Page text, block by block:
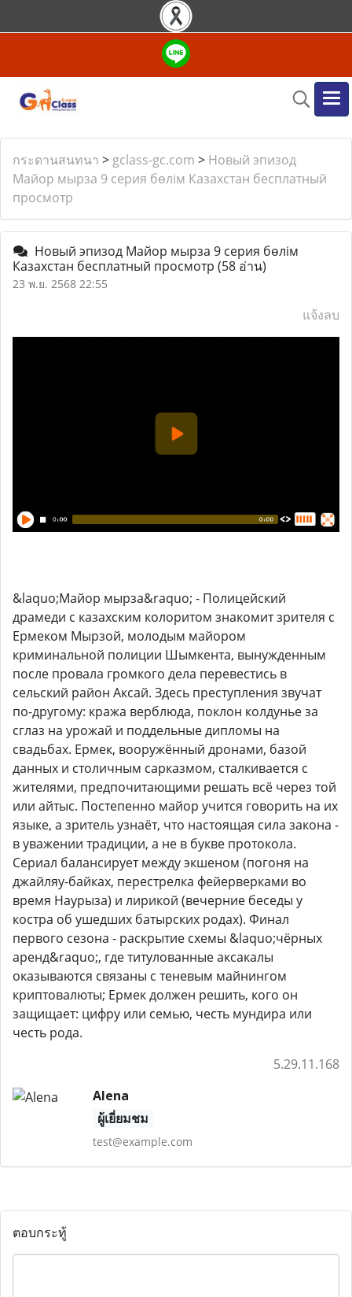
กระดานสนทนา > gclass-gc.com > Новый эпизод
Майор мырза 9 серия бөлім Казахстан бесплатный
просмотр
Новый эпизод Майор мырза 9 серия бөлім
Казахстан бесплатный просмотр (58 อ่าน)
23 พ.ย. 2568 22:55
แจ้งลบ
&laquo;Майор мырза&raquo; - Полицейский
драмеди с казахским колоритом знакомит зрителя с
Ермеком Мырзой, молодым майором
криминальной полиции Шымкента, вынужденным
после провала громкого дела перевестись в
сельский район Аксай. Здесь преступления звучат
по-другому: кража верблюда, поклон колдунье за
сглаз на урожай и поддельные дипломы на
свадьбах. Ермек, вооружённый дронами, базой
данных и столичным сарказмом, сталкивается с
жителями, предпочитающими решать всё через той
или айтыс. Постепенно майор учится говорить на их
языке, а зритель узнаёт, что настоящая сила закона -
в уважении традиции, а не в букве протокола.
Сериал балансирует между экшеном (погоня на
джайляу-байках, перестрелка фейерверками во
время Наурыза) и лирикой (вечерние беседы у
костра об ушедших батырских родах). Финал
первого сезона - раскрытие схемы &laquo;чёрных
аренд&raquo;, где титулованные аксакалы
оказываются связаны с теневым майнингом
криптовалюты; Ермек должен решить, кого он
защищает: цифру или семью, честь мундира или
честь рода.
5.29.11.168
Alena
ผู้เยี่ยมชม
test@example.com
ตอบกระทู้